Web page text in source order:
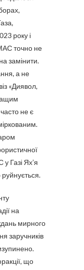
року і
точно не
замінити.
а не
«Диявол,
не є
Газі Ях’я
руйнується.
на
мирного
заручників
що